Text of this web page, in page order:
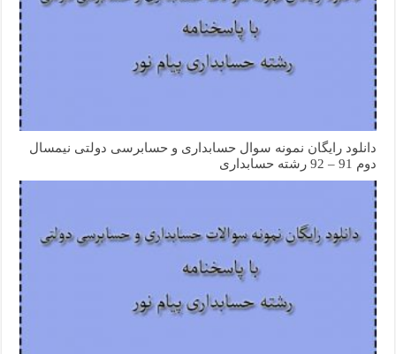
دانلود رایگان نمونه سوال حسابداری و حسابرسی دولتی نیمسال
دوم 91 – 92 رشته حسابداری